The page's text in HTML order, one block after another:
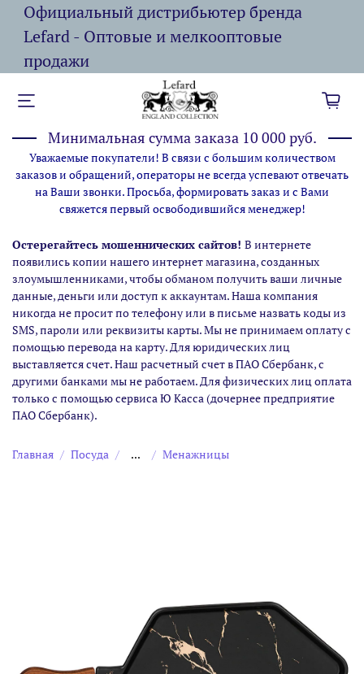
Официальный дистрибьютер бренда
Lefard - Оптовые и мелкооптовые
продажи
Минимальная сумма заказа 10 000 руб.
Уважаемые покупатели! В связи с большим количеством
заказов и обращений, операторы не всегда успевают отвечать
на Ваши звонки. Просьба, формировать заказ и с Вами
свяжется первый освободившийся менеджер!
Остерегайтесь мошеннических сайтов! В интернете
появились копии нашего интернет магазина,созданных
злоумышленниками, чтобы обманом получить ваши личные
данные, деньги или доступ к аккаунтам. Наша компания
никогда не просит по телефону или в письме назвать коды из
SMS, пароли или реквизиты карты. Мы не принимаем оплату с
помощью перевода на карту. Для юридических лиц
выставляется счет. Наш расчетный счет в ПАО Сбербанк, с
другими банками мы не работаем. Для физических лиц оплата
только с помощью сервиса Ю Касса (дочернее предприятие
ПАО Сбербанк).
Главная Посуда ... Менажницы